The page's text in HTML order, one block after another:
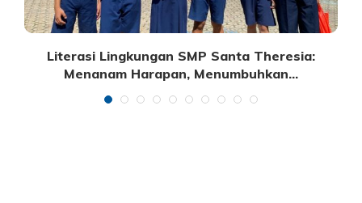
Literasi Lingkungan SMP Santa Theresia:
Menanam Harapan, Menumbuhkan...